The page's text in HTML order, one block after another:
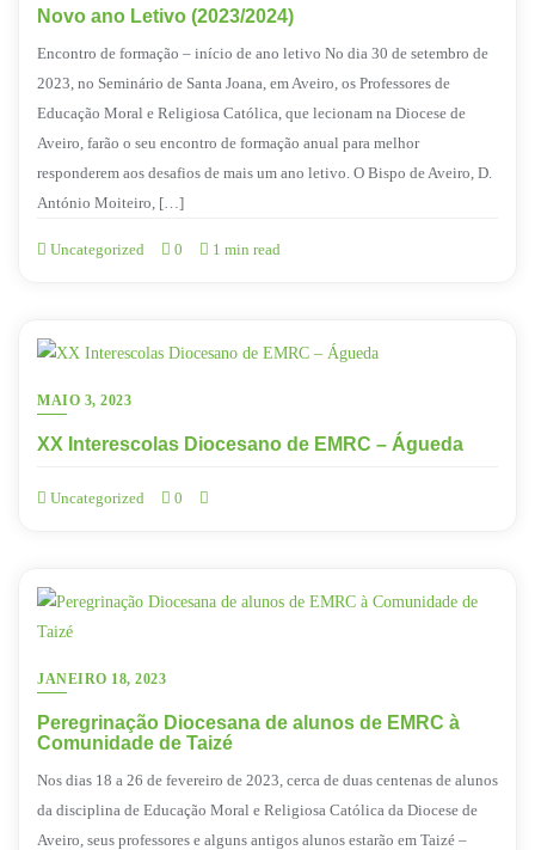
Novo ano Letivo (2023/2024)
Encontro de formação – início de ano letivo No dia 30 de setembro de
2023, no Seminário de Santa Joana, em Aveiro, os Professores de
Educação Moral e Religiosa Católica, que lecionam na Diocese de
Aveiro, farão o seu encontro de formação anual para melhor
responderem aos desafios de mais um ano letivo. O Bispo de Aveiro, D.
António Moiteiro, […]
Uncategorized 0 1 min read
MAIO 3, 2023
XX Interescolas Diocesano de EMRC – Águeda
Uncategorized 0
JANEIRO 18, 2023
Peregrinação Diocesana de alunos de EMRC à
Comunidade de Taizé
Nos dias 18 a 26 de fevereiro de 2023, cerca de duas centenas de alunos
da disciplina de Educação Moral e Religiosa Católica da Diocese de
Aveiro, seus professores e alguns antigos alunos estarão em Taizé –